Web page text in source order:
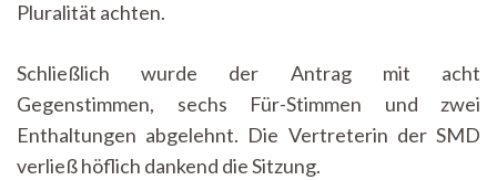
Pluralität achten.
Schließlich wurde der Antrag mit acht
Gegenstimmen, sechs Für-Stimmen und zwei
Enthaltungen abgelehnt. Die Vertreterin der SMD
verließ höflich dankend die Sitzung.